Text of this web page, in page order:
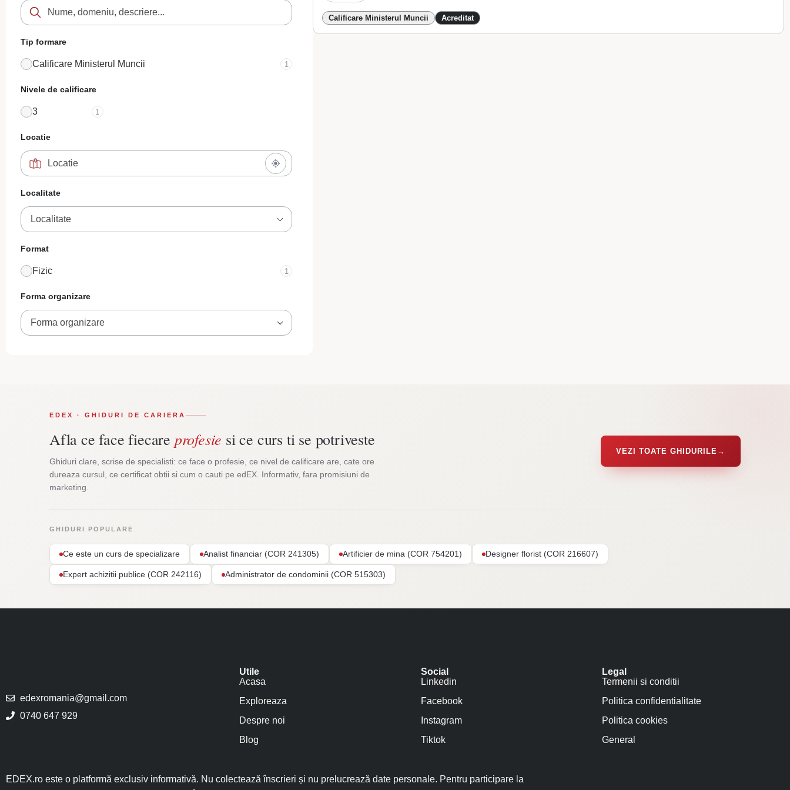
Tip formare
Calificare Ministerul Muncii 1
Nivele de calificare
3 1
Locatie
Localitate
Localitate
Format
Fizic 1
Forma organizare
Forma organizare
Calificare Ministerul Muncii Acreditat
EDEX · GHIDURI DE CARIERA
Afla ce face fiecare profesie si ce curs ti se potriveste
Ghiduri clare, scrise de specialisti: ce face o profesie, ce nivel de calificare are, cate ore
dureaza cursul, ce certificat obtii si cum o cauti pe edEX. Informativ, fara promisiuni de
marketing.
VEZI TOATE GHIDURILE →
GHIDURI POPULARE
Ce este un curs de specializare Analist financiar (COR 241305) Artificier de mina (COR 754201) Designer florist (COR 216607)
Expert achizitii publice (COR 242116) Administrator de condominii (COR 515303)
edexromania@gmail.com
0740 647 929
Utile
Acasa
Exploreaza
Despre noi
Blog
Social
Linkedin
Facebook
Instagram
Tiktok
Legal
Termenii si conditii
Politica confidentialitate
Politica cookies
General
EDEX.ro este o platformă exclusiv informativă. Nu colectează înscrieri și nu prelucrează date personale. Pentru participare la